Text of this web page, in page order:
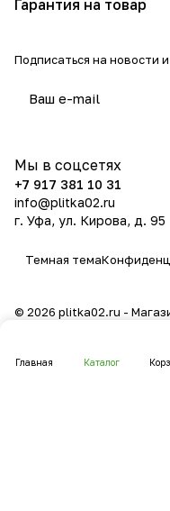
Главная Каталог
Гарантия на товар
Подписаться на новости
Мы в соцсетях
+7 917 381 10 31
info@plitka02.ru
г. Уфа, ул. Кирова, д. 95
Темная тема
© 2026 plitka02.ru -